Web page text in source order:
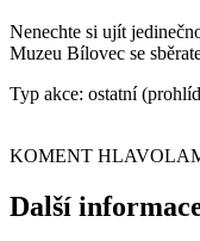
Nenechte si ujít
Muzeu Bílovec se
Typ akce: ostatní
KOMENT
Další